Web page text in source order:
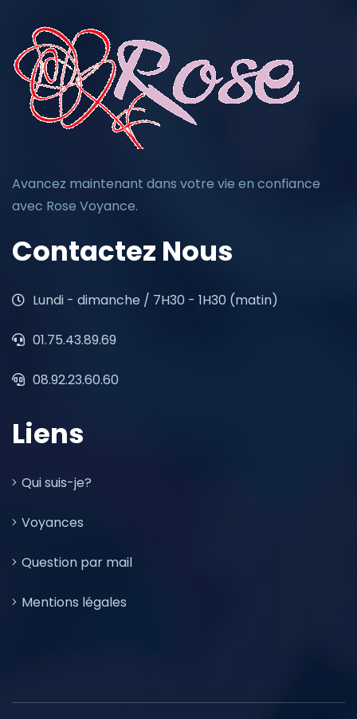
Avancez maintenant dans votre vie en confiance
avec Rose Voyance.
Contactez Nous
Lundi - dimanche / 7H30 - 1H30 (matin)
01.75.43.89.69
08.92.23.60.60
Liens
Qui suis-je?
Voyances
Question par mail
Mentions légales